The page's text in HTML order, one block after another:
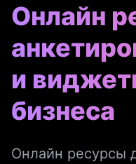
Онлайн
и
бизнеса
Онлайн ресурсы